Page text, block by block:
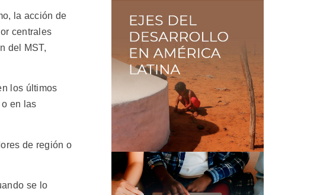
la acción de
centrales
del MST,
los últimos
en las
de región o
se lo